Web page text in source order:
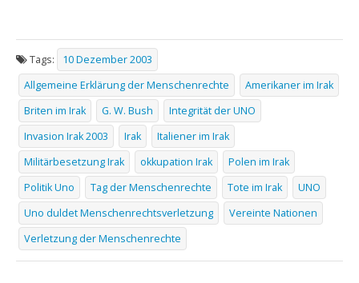
Tags:
10 Dezember 2003
Allgemeine Erklärung der Menschenrechte
Amerikaner im Irak
Briten im Irak
G. W. Bush
Integrität der UNO
Invasion Irak 2003
Irak
Italiener im Irak
Militärbesetzung Irak
okkupation Irak
Polen im Irak
Politik Uno
Tag der Menschenrechte Tote im Irak
UNO
Uno duldet Menschenrechtsverletzung
Vereinte Nationen
Verletzung der Menschenrechte